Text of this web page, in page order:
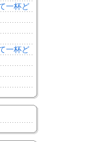
一杯ど
一杯ど